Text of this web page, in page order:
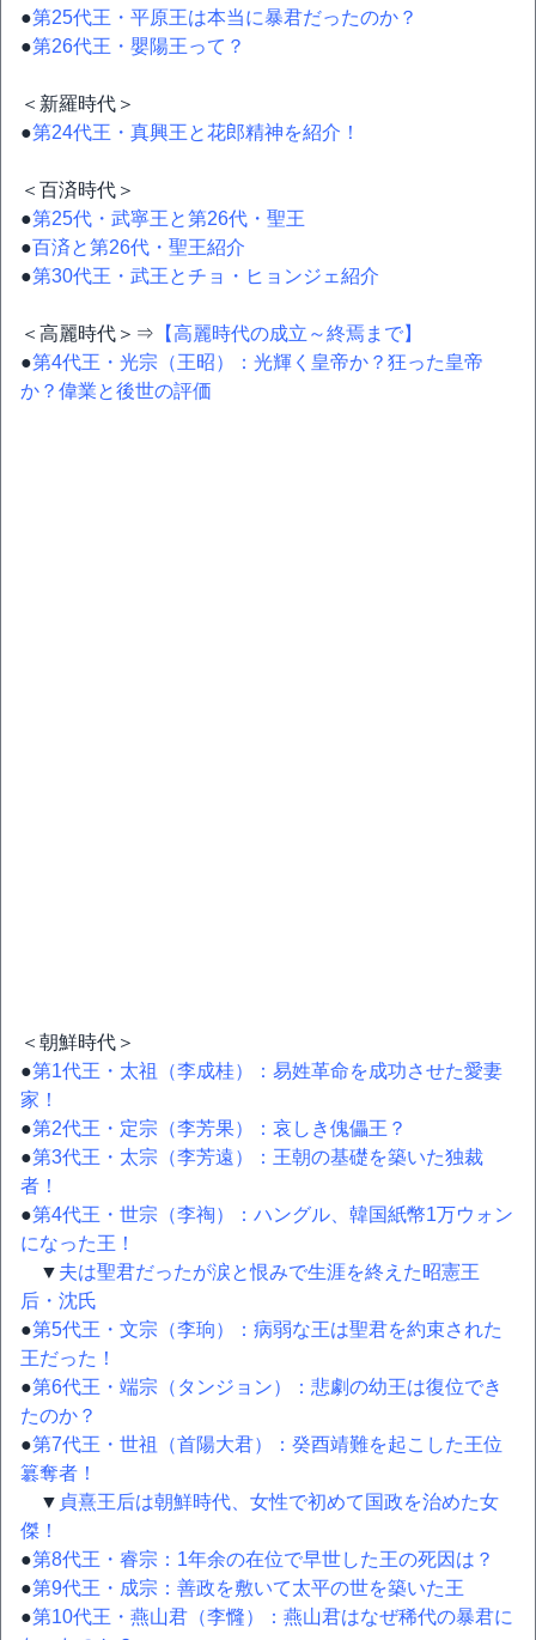
●第25代王・平原王は本当に暴君だったのか？
●第26代王・嬰陽王って？
＜新羅時代＞
●第24代王・真興王と花郎精神を紹介！
＜百済時代＞
●第25代・武寧王と第26代・聖王
●百済と第26代・聖王紹介
●第30代王・武王とチョ・ヒョンジェ紹介
＜高麗時代＞⇒ 【高麗時代の成立～終焉まで】
●第4代王・光宗（王昭）：光輝く皇帝か？狂った皇帝
か？偉業と後世の評価
＜朝鮮時代＞
●第1代王・太祖（李成桂）：易姓革命を成功させた愛妻
家！
●第2代王・定宗（李芳果）：哀しき傀儡王？
●第3代王・太宗（李芳遠）：王朝の基礎を築いた独裁
者！
●第4代王・世宗（李祹）：ハングル、韓国紙幣1万ウォン
になった王！
▼ 夫は聖君だったが涙と恨みで生涯を終えた昭憲王
后・沈氏
●第5代王・文宗（李珦）：病弱な王は聖君を約束された
王だった！
●第6代王・端宗（タンジョン）：悲劇の幼王は復位でき
たのか？
●第7代王・世祖（首陽大君）：癸酉靖難を起こした王位
簒奪者！
▼ 貞熹王后は朝鮮時代、女性で初めて国政を治めた女
傑！
●第8代王・睿宗：1年余の在位で早世した王の死因は？
●第9代王・成宗：善政を敷いて太平の世を築いた王
●第10代王・燕山君（李㦕）：燕山君はなぜ稀代の暴君に